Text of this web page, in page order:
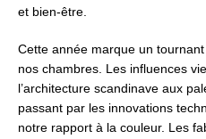
et bien-être.
Cette année marque un
nos chambres. Les influences
l’architecture scandinave aux
passant par les innovations
notre rapport à la couleur. Les